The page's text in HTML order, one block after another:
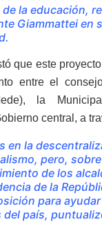
de la educación,
Giammattei en
que este
entre el
la
central, a
en la
pero,
de los
de la
para
del país,